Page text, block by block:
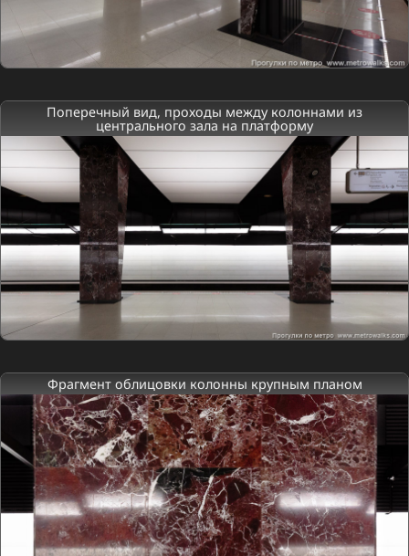
Поперечный вид, проходы между колоннами из
центрального зала на платформу
Фрагмент облицовки колонны крупным планом